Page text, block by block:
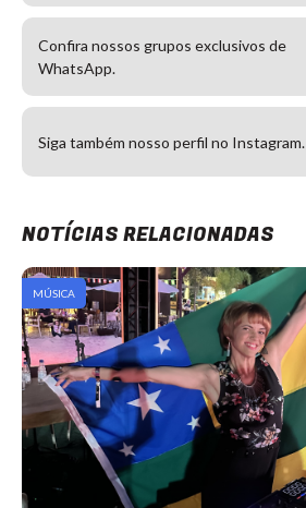
Confira nossos grupos exclusivos de
WhatsApp.
Siga também nosso perfil no Instagram.
NOTÍCIAS RELACIONADAS
MÚSICA